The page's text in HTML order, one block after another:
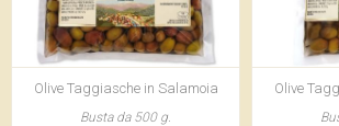
Olive Taggiasche in Salamoia
Busta da 500 g.
Olive